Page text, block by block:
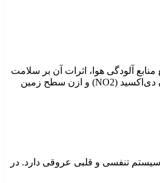
آلودگی هوا، اثرات آن بر سلامت
عمومی و محیط زیست، و راهکارهای علمی و مدیریتی برای کاهش آن می‌پردازد. مطالعات نشان می‌دهند که ذرات معلق (PM2.5 و PM10) و گازهای سمی مانند نیتروژن دی‌اکسید (NO2) و ازن سطح زمین
تنفسی و قلبی عروقی دارد. در